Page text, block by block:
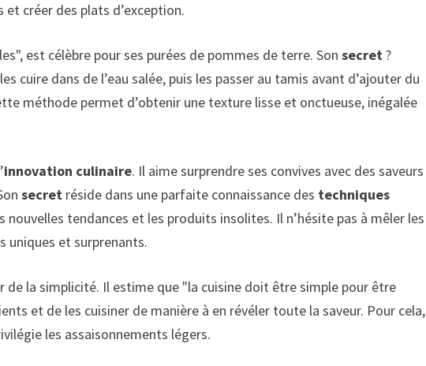
et créer des plats d’exception.
est célèbre pour ses purées de pommes de terre. Sonsecret?
cuire dans de l’eau salée, puis les passer au tamis avant d’ajouter du
méthode permet d’obtenir une texture lisse et onctueuse, inégalée
innovation culinaire. Il aime surprendre ses convives avec des saveurs
secret réside dans une parfaite connaissance des techniques
tendances et les produits insolites. Il n’hésite pas à mêler les
uniques et surprenants.
de la simplicité. Il estime que "la cuisine doit être simple pour être
et de les cuisiner de manière à en révéler toute la saveur. Pour cela,
les assaisonnements légers.